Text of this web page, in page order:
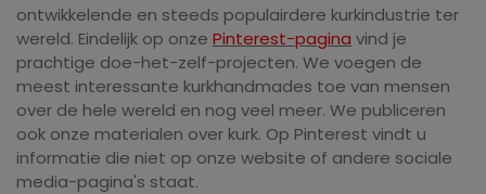
ontwikkelende en steeds populairdere kurkindustrie ter
wereld. Eindelijk op onze Pinterest-pagina vind je
prachtige doe-het-zelf-projecten. We voegen de
meest interessante kurkhandmades toe van mensen
over de hele wereld en nog veel meer. We publiceren
ook onze materialen over kurk. Op Pinterest vindt u
informatie die niet op onze website of andere sociale
media-pagina's staat.